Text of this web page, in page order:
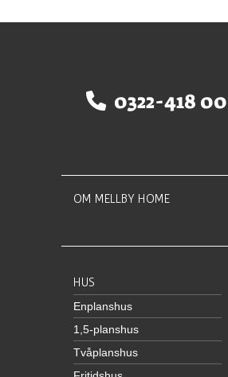
0322-418 00
OM MELLBY HOME
HUS
Enplanshus
1,5-planshus
Tvåplanshus